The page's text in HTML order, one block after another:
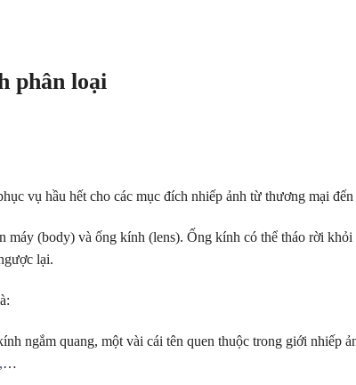
phân loại
vụ hầu hết cho các mục đích nhiếp ảnh từ thương mại đến
(body) và ống kính (lens). Ống kính có thể tháo rời khỏi
lại.
ngắm quang, một vài cái tên quen thuộc trong giới nhiếp
…